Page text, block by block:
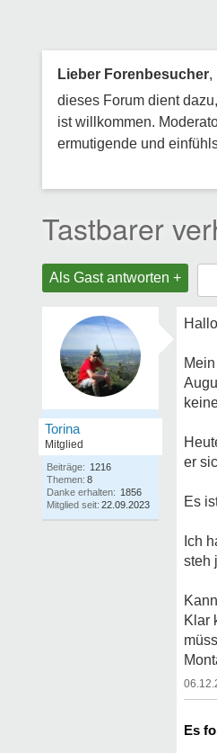
Lieber Forenbesucher,
dieses Forum dient
ist willkommen.
ermutigende und
Tastbarer
Als Gast antworten +
Torina
Mitglied
Beiträge: 1216
Themen: 8
Danke erhalten: 1856
Mitglied seit: 22.09.2023
er
Es
Ich
steh
Klar